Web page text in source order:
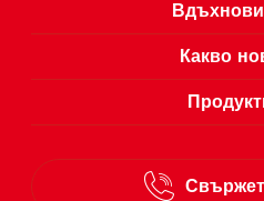
Промени
Следвай ни в